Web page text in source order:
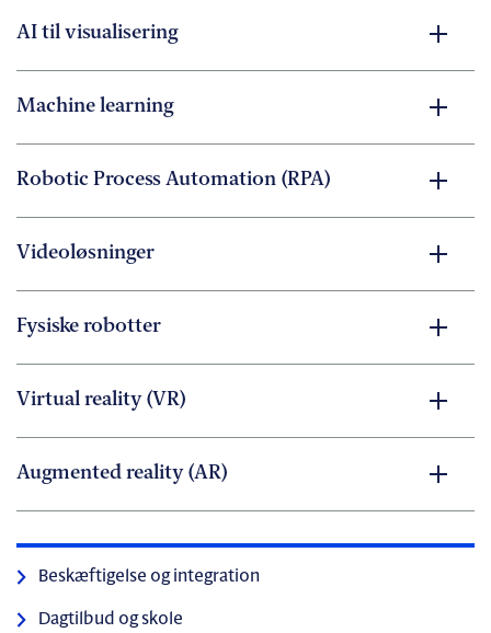
AI til visualisering
Machine learning
Robotic Process Automation (RPA)
Videoløsninger
Fysiske robotter
Virtual reality (VR)
Augmented reality (AR)
Beskæftigelse og integration
Dagtilbud og skole